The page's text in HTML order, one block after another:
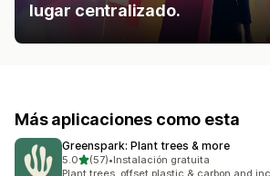
lugar centralizado.
Más aplicaciones como esta
Greenspark: Plant trees & more
5.0de 5 estrellas
(57)
57 reseñas en total
•Instalación gratuita